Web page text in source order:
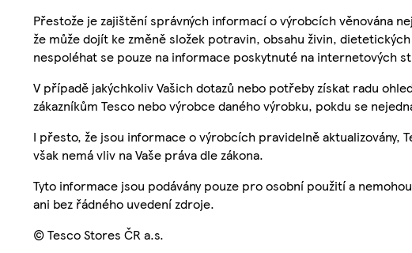
Přestože je zajištění správných informací o výrobcích věnována
že může dojít ke změně složek potravin, obsahu živin,
nespoléhat se pouze na informace poskytnuté na internetových
V případě jakýchkoliv Vašich dotazů nebo potřeby získat radu
zákazníkům Tesco nebo výrobce daného výrobku, pokdu se
I přesto, že jsou informace o výrobcích pravidelně
však nemá vliv na Vaše práva dle zákona.
Tyto informace jsou podávány pouze pro osobní použití a
ani bez řádného uvedení zdroje.
© Tesco Stores ČR a.s.